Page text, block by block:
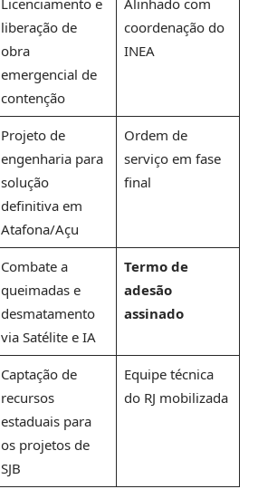
Licenciamento e
liberação de
obra
emergencial de
contenção
Alinhado com
coordenação do
INEA
Projeto de
engenharia para
solução
definitiva em
Atafona/Açu
Ordem de
serviço em fase
final
Combate a
queimadas e
desmatamento
via Satélite e IA
Termo de
adesão
assinado
Captação de
recursos
estaduais para
os projetos de
SJB
Equipe técnica
do RJ mobilizada